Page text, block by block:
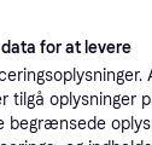
for at levere
tilgå oplysninger
begrænsede